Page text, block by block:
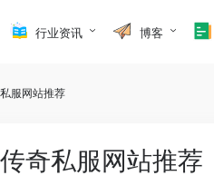
行业资讯 博客
服网站推荐
奇私服网站推荐